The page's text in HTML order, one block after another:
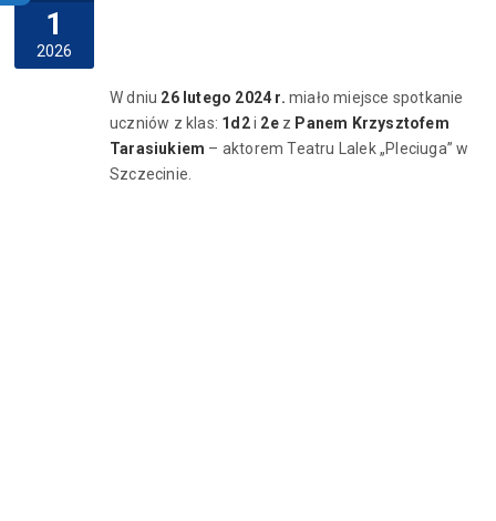
1
2026
W dniu 26 lutego 2024 r. miało miejsce spotkanie
uczniów z klas: 1d2i 2ez Panem Krzysztofem
Tarasiukiem – aktorem Teatru Lalek „Pleciuga” w
Szczecinie.